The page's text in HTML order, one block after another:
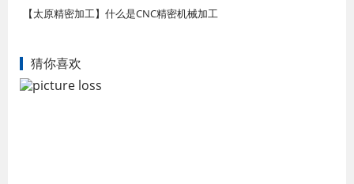
【太原精密加工】什么是CNC精密机械加工
猜你喜欢